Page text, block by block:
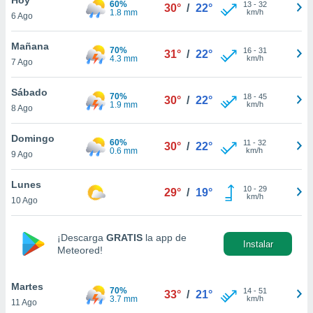
y
en
más
de
cookies
aceptar
6 Ago
60%
1.8 mm
30° / 22° 13- 32
km/h
Mañana
7 Ago
70%
4.3 mm
31° / 22° 16- 31
km/h
Sábado
8 Ago
70%
1.9 mm
30° / 22° 18- 45
km/h
Domingo
9 Ago
60%
0.6 mm
30° / 22° 11 - 32
km/h
Lunes
10 Ago
29° / 19° 10- 29
km/h
¡Descarga GRATIS la app de
Meteored!
Instalar
Martes
11 Ago
70%
3.7 mm
33° / 21° 14- 51
km/h